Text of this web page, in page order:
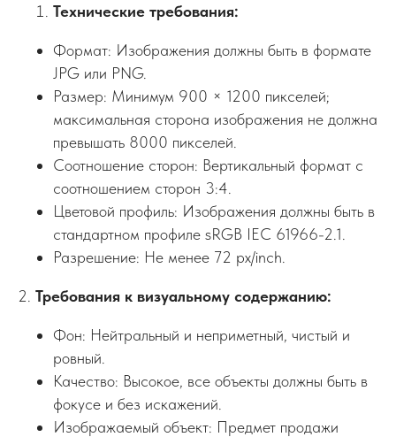
Технические требования:
Формат: Изображения должны быть в формате
JPG или PNG.
Размер: Минимум 900 × 1200 пикселей;
максимальная сторона изображения не должна
превышать 8000 пикселей.
Соотношение сторон: Вертикальный формат с
соотношением сторон 3:4.
Цветовой профиль: Изображения должны быть в
стандартном профиле sRGB IEC 61966-2.1.
Разрешение: Не менее 72 px/inch.
2. Требования к визуальному содержанию:
Фон: Нейтральный и неприметный, чистый и
ровный.
Качество: Высокое, все объекты должны быть в
фокусе и без искажений.
Изображаемый объект: Предмет продажи